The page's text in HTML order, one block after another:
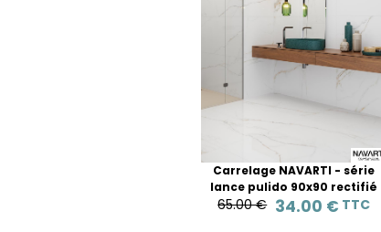
Carrelage NAVARTI - série
lance pulido 90x90 rectifié
65.00 € 34.00 € TTC